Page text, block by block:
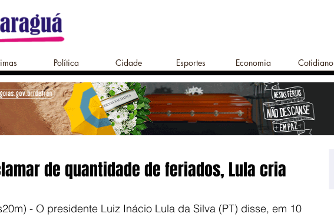
Política Cidade Esportes Economia Cotidiano
de quantidade de feriados, Lula cria
- O presidente Luiz Inácio Lula da Silva (PT) disse, em 10